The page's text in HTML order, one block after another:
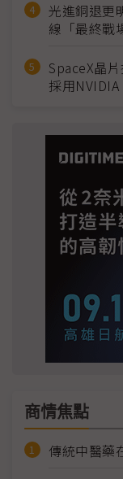
光進銅退更
線「最終戰
SpaceX晶
採用NVIDIA
商情焦點
傳統中醫藥